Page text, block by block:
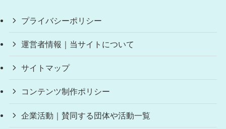
プライバシーポリシー
運営者情報｜当サイトについて
サイトマップ
コンテンツ制作ポリシー
企業活動｜賛同する団体や活動一覧